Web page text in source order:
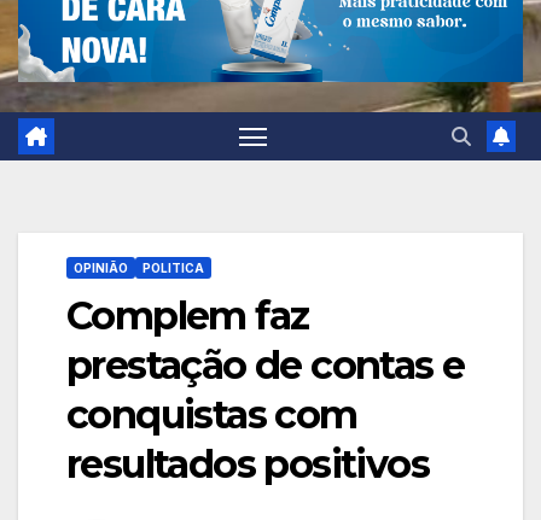
OPINIÃO POLITICA
Complem faz
prestação de contas e
conquistas com
resultados positivos